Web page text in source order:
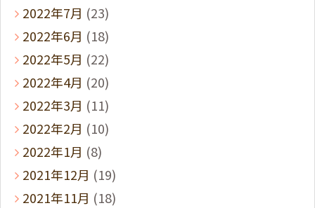
2022年7月 (23)
2022年6月 (18)
2022年5月 (22)
2022年4月 (20)
2022年3月 (11)
2022年2月 (10)
2022年1月 (8)
2021年12月 (19)
2021年11月 (18)